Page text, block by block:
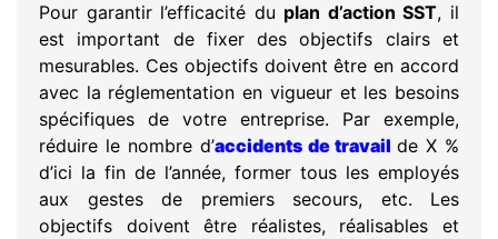
Pour garantir l’efficacité du plan d’action SST, il
est important de fixer des objectifs clairs et
mesurables. Ces objectifs doivent être en accord
avec la réglementation en vigueur et les besoins
spécifiques de votre entreprise. Par exemple,
réduire le nombre d’accidents de travailde X %
d’ici la fin de l’année, former tous les employés
aux gestes de premiers secours, etc. Les
objectifs doivent être réalistes, réalisables et